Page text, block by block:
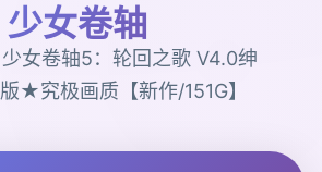
少女卷轴
少女卷轴5：轮回之歌 V4.0绅
★究极画质【新作/151G】